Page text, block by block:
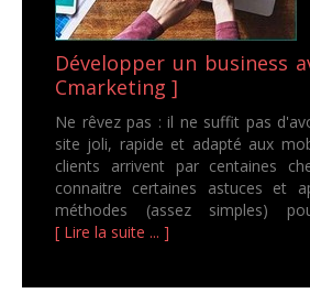
Développer un business
Cmarketing ]
Ne rêvez pas : il ne suffit pas
site joli, rapide et adapté aux
clients arrivent par centaines
connaitre certaines astuces et
méthodes (assez simples)
[ Lire la suite ... ]